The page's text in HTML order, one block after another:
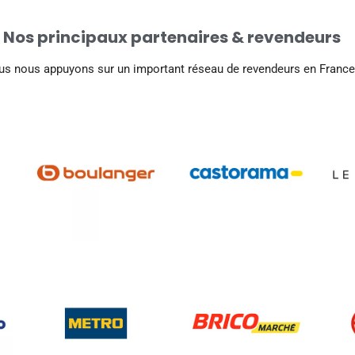
Nos principaux partenaires & revendeurs
nous appuyons sur un important réseau de revendeurs en